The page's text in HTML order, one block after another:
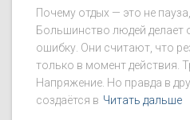
Почему отдых — это не
Большинство людей делает
ошибку. Они считают, что
только в момент действия.
Напряжение. Но правда в
создаётся в Читать дальше